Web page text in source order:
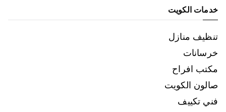
خدمات الكويت
تنظيف منازل
خرسانات
مكتب افراح
صالون الكويت
فني تكييف